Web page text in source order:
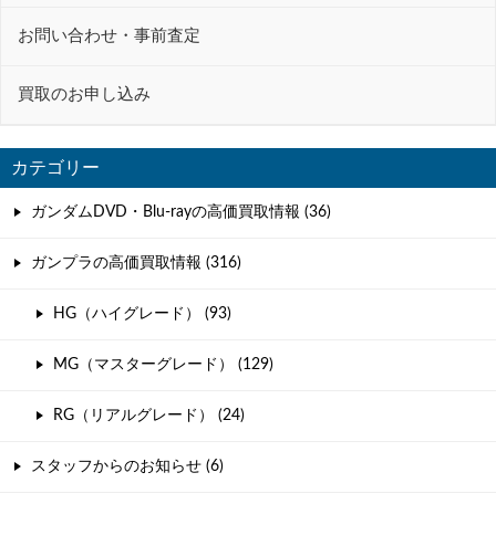
お問い合わせ・事前査定
買取のお申し込み
カテゴリー
ガンダムDVD・Blu-rayの高価買取情報 (36)
ガンプラの高価買取情報 (316)
HG（ハイグレード） (93)
MG（マスターグレード） (129)
RG（リアルグレード） (24)
スタッフからのお知らせ (6)